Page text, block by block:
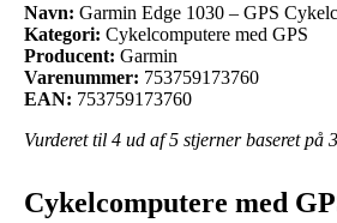
Navn: Garmin Edge 1030 – GPS
Kategori: Cykelcomputere med GPS
Producent: Garmin
Varenummer: 753759173760
EAN: 753759173760
Vurderet til 4 ud af 5 stjerner baseret på
Cykelcomputere med